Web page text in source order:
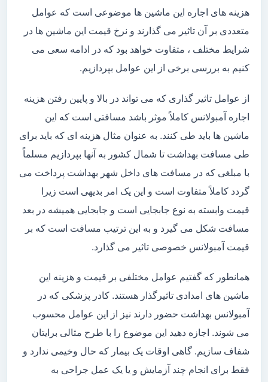
هزینه های اجاره این ماشین ها موضوعی است که عوامل
متعددی بر آن تاثیر می گذارند و نرخ قیمت این ماشین ها در
شرایط مختلف ، متفاوت خواهد بود که در ادامه سعی می
کنیم به بررسی برخی از این عوامل بپردازیم.
از عوامل تاثیر گذاری که می تواند در بالا و پایین رفتن هزینه
اجاره آمبولانس کاملاً موثر باشد مسافتی است که این
ماشین ها باید طی کنند. به عنوان مثال هزینه ای که باید برای
طی مسافت بهداشت تا شمال کشور به آنها بپردازیم مسلماً
با مبلغی که در مسافت های داخل شهر بهداشت پرداخت می
گردد کاملاً متفاوت است و این یک امر بدیهی است زیرا
قیمت وابسته به نوع جابجایی است و جابجایی همیشه در بعد
مسافت شکل می گیرد و به این ترتیب مسافت است که بر
قیمت آمبولانس خصوصی تاثیر می گذارد.
همانطور که گفتیم عوامل مختلفی بر قیمت و هزینه این
ماشین های امدادی تاثیرگذار هستند. کادر پزشکی که در
آمبولانس بهداشت حضور دارند نیز از این عوامل محسوب
می شوند. اجازه دهید این موضوع را با طرح مثالی برایتان
شفاف سازیم. گاهی اوقات یک بیمار که حال وخیمی ندارد و
فقط برای انجام چند آزمایش و یا یک عمل جراحی به